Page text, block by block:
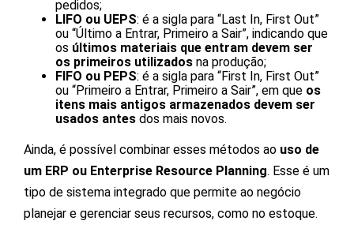
pedidos;
LIFO ou UEPS: é a sigla para “Last In, First Out”
ou “Último a Entrar, Primeiro a Sair”, indicando que
os últimos materiais que entram devem ser
os primeiros utilizados na produção;
FIFO ou PEPS: é a sigla para “First In, First Out”
ou “Primeiro a Entrar, Primeiro a Sair”, em que os
itens mais antigos armazenados devem ser
usados antes dos mais novos.
Ainda, é possível combinar esses métodos ao uso de
um ERP ou Enterprise Resource Planning. Esse é um
tipo de sistema integrado que permite ao negócio
planejar e gerenciar seus recursos, como no estoque.